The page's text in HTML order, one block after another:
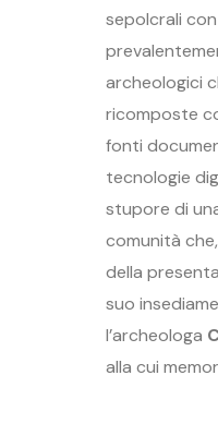
sepolcrali
archeologici
ricomposte
fonti
tecnologie
stupore di
comunità
della
suo
l’archeologa
alla cui